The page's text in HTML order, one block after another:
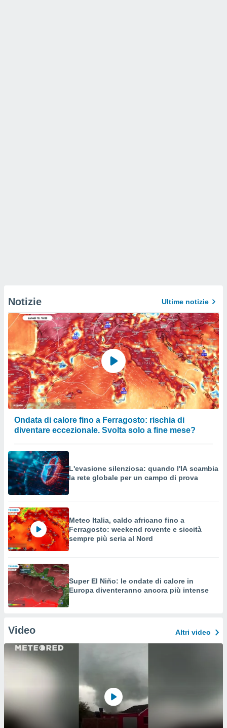
Notizie Ultime notizie
Ondata di calore fino a Ferragosto: rischia di
diventare eccezionale. Svolta solo a fine mese?
L'evasione silenziosa: quando l'IA scambia
la rete globale per un campo di prova
Meteo Italia, caldo africano fino a
Ferragosto: weekend rovente e siccità
sempre più seria al Nord
Super El Niño: le ondate di calore in
Europa diventeranno ancora più intense
Video Altri video